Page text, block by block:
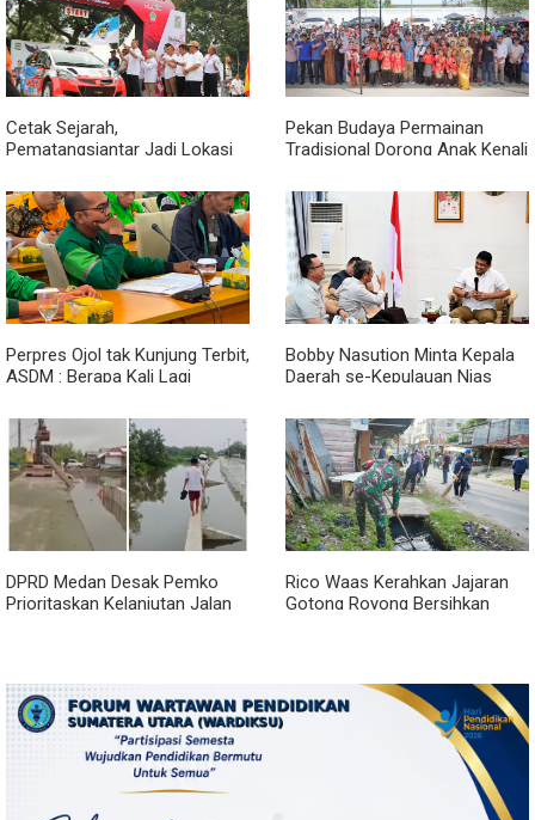
Cetak Sejarah,
Pematangsiantar Jadi Lokasi
2026
Pekan Budaya Permainan
Tradisional Dorong Anak Kenali
Ketergantungan Gadget
Perpres Ojol tak Kunjung Terbit,
ASDM : Berapa Kali Lagi
Janji?
Bobby Nasution Minta Kepala
Daerah se-Kepulauan Nias
DPRD Medan Desak Pemko
Prioritaskan Kelanjutan Jalan
Rico Waas Kerahkan Jajaran
Gotong Royong Bersihkan